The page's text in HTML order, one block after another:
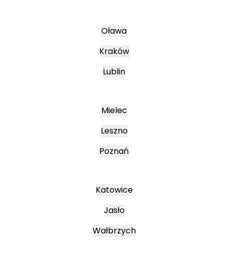
Oława
Kraków
Lublin
Mielec
Leszno
Poznań
Katowice
Jasło
Wałbrzych